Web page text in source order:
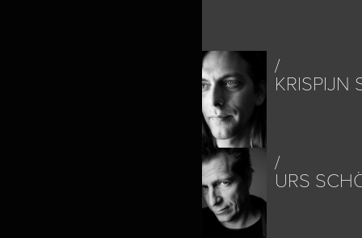
KRISPIJN
URS